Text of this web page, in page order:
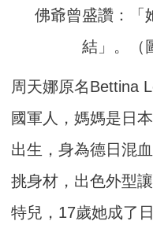
佛爺曾盛讚：「
結」。（
周天娜原名Bettina
國軍人，媽媽是日
出生，身為德日混
挑身材，出色外型
特兒，17歲她成了